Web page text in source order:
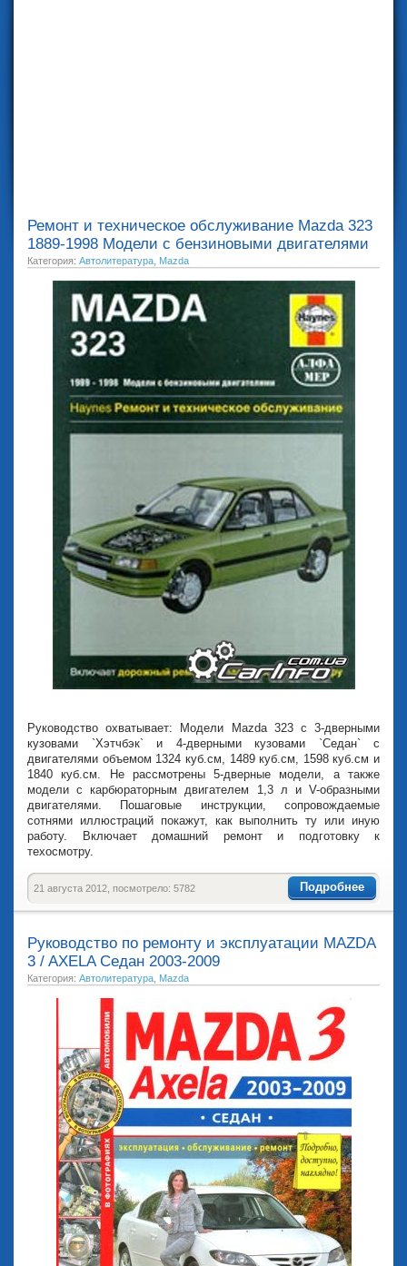
Ремонт и техническое обслуживание Mazda 323
1889-1998 Модели с бензиновыми двигателями
Категория: Автолитература Mazda
Руководство охватывает: Модели Mazda 323 с 3-дверными
кузовами `Хэтчбэк` и 4-дверными кузовами `Седан` с
двигателями объемом 1324 куб.см, 1489 куб.см, 1598 куб.см и
1840 куб.см. Не рассмотрены 5-дверные модели, а также
модели с карбюраторным двигателем 1,3 л и V-образными
двигателями. Пошаговые инструкции, сопровождаемые
сотнями иллюстраций покажут, как выполнить ту или иную
работу. Включает домашний ремонт и подготовку к
техосмотру.
Подробнее
21 августа 2012, посмотрело: 5782
Руководство по ремонту и эксплуатации MAZDA
3 / AXELA Седан 2003-2009
Категория: Автолитература Mazda